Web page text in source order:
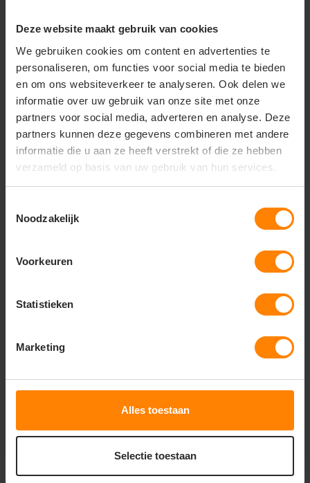
Deze website maakt gebruik van cookies
We gebruiken cookies om content en advertenties te
personaliseren, om functies voor social media te bieden
en om ons websiteverkeer te analyseren. Ook delen we
informatie over uw gebruik van onze site met onze
partners voor social media, adverteren en analyse. Deze
partners kunnen deze gegevens combineren met andere
informatie die u aan ze heeft verstrekt of die ze hebben
verzameld op basis van uw gebruik van hun services.
Noodzakelijk
Voorkeuren
Statistieken
Marketing
Alles toestaan
Selectie toestaan
Safety T-shirt Fitted 101004
7,64